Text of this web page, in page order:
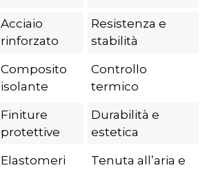
Acciaio
rinforzato
Resistenza e
stabilità
Composito
isolante
Controllo
termico
Finiture
protettive
Durabilità e
estetica
Elastomeri
Tenuta all’aria e